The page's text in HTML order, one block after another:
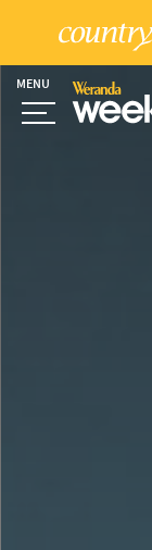
MENU